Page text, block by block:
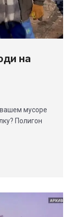
на
мусоре
Полигон